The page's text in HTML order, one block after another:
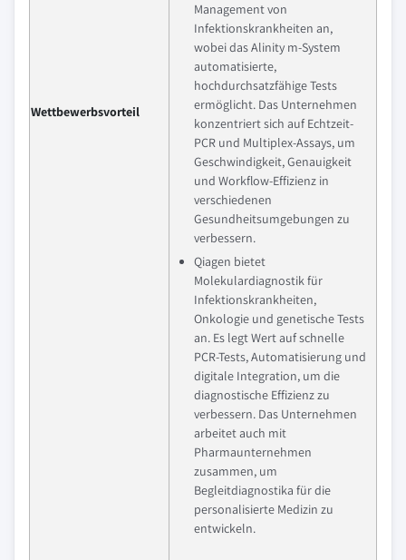
Wettbewerbsvorteil
Management von
Infektionskrankheiten an,
wobei das Alinity m-System
automatisierte,
hochdurchsatzfähige Tests
ermöglicht. Das Unternehmen
konzentriert sich auf Echtzeit-
PCR und Multiplex-Assays, um
Geschwindigkeit, Genauigkeit
und Workflow-Effizienz in
verschiedenen
Gesundheitsumgebungen zu
verbessern.
Qiagen bietet
Molekulardiagnostik für
Infektionskrankheiten,
Onkologie und genetische Tests
an. Es legt Wert auf schnelle
PCR-Tests, Automatisierung und
digitale Integration, um die
diagnostische Effizienz zu
verbessern. Das Unternehmen
arbeitet auch mit
Pharmaunternehmen
zusammen, um
Begleitdiagnostika für die
personalisierte Medizin zu
entwickeln.